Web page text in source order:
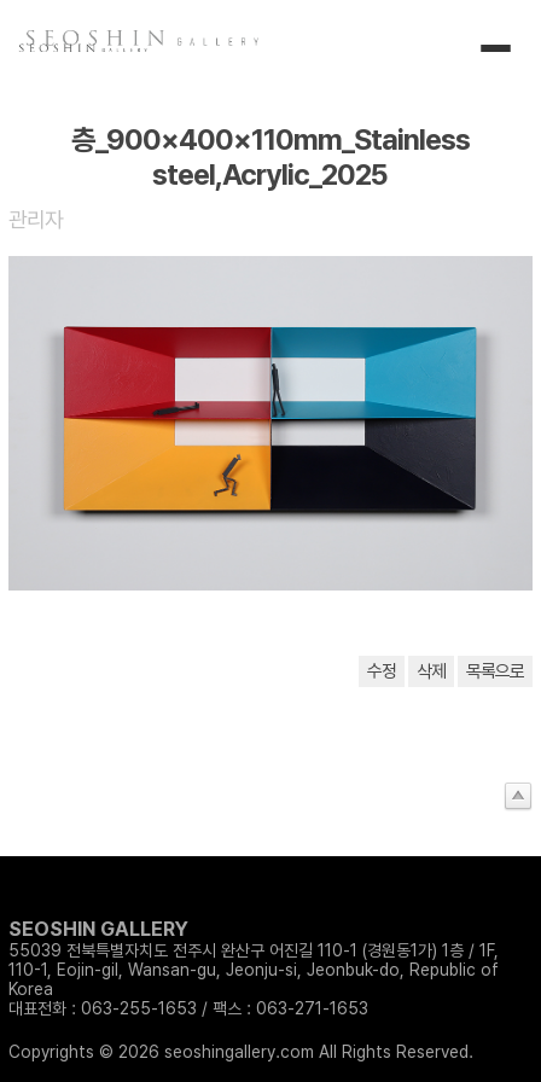
층_900×400×110mm_Stainless
steel,Acrylic_2025
관리자
수정 삭제 목록으로
SEOSHIN GALLERY
55039 전북특별자치도 전주시 완산구 어진길 110-1 (경원동1가) 1층 / 1F,
110-1, Eojin-gil, Wansan-gu, Jeonju-si, Jeonbuk-do, Republic of
Korea
대표전화 : 063-255-1653 / 팩스 : 063-271-1653
Copyrights © 2026 seoshingallery.com All Rights Reserved.